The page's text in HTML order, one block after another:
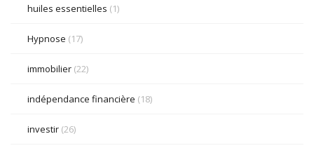
huiles essentielles (1)
Hypnose (17)
immobilier (22)
indépendance financière (18)
investir (26)